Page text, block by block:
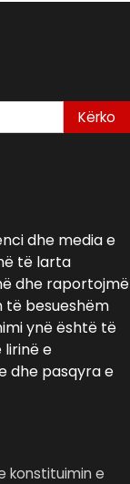
dhe media e
të larta
dhe raportojmë
të besueshëm
ynë është të
e
dhe pasqyra e
konstituimin e